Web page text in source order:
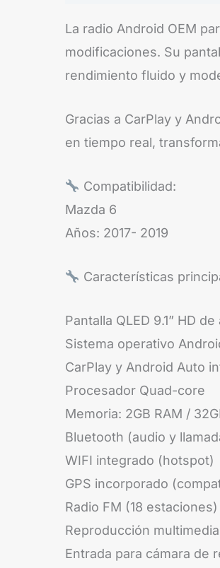
La radio Android OEM
modificaciones. Su
rendimiento fluido y
Gracias a CarPlay y
en tiempo real,
Compatibilidad:
Mazda 6
Años: 2017- 2019
Características
Pantalla QLED 9.1” HD
Sistema operativo
CarPlay y Android Auto
Procesador Quad-core
Memoria: 2GB RAM /
Bluetooth (audio y
WIFI integrado (hotspot)
GPS incorporado
Radio FM (18 estaciones)
Reproducción
Entrada para cámara de